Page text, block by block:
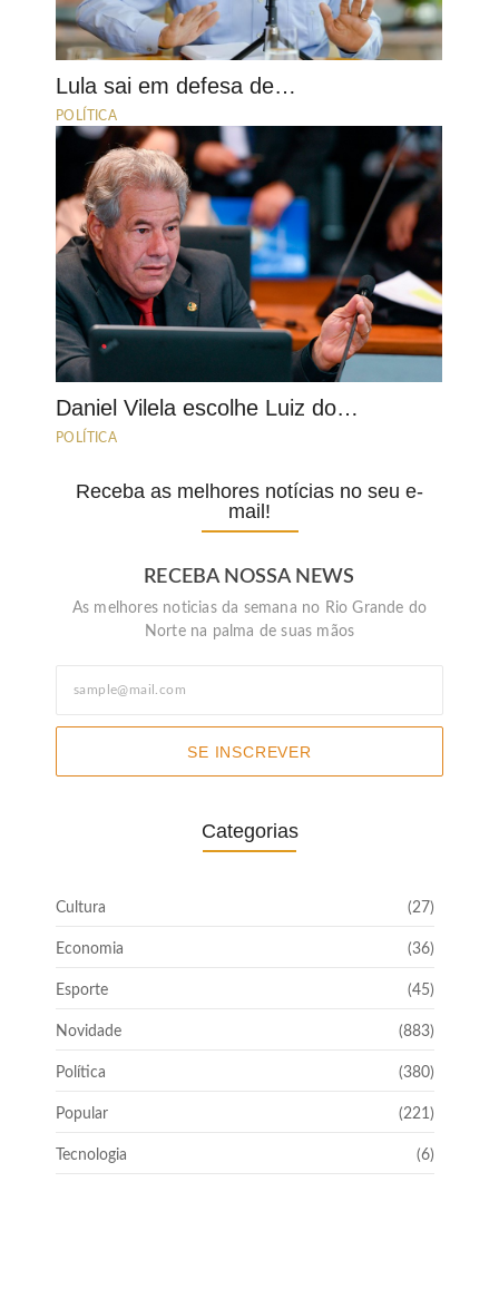
Lula sai em defesa de…
POLÍTICA
Daniel Vilela escolhe Luiz do…
POLÍTICA
Receba as melhores notícias no seu e-
mail!
RECEBA NOSSA NEWS
As melhores noticias da semana no Rio Grande do
Norte na palma de suas mãos
SE INSCREVER
Categorias
Cultura (27)
Economia (36)
Esporte (45)
Novidade (883)
Política (380)
Popular (221)
Tecnologia (6)